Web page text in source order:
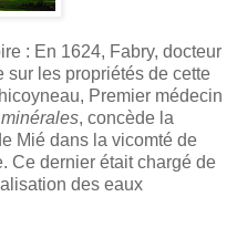
: En 1624, Fabry, docteur
les propriétés de cette
Premier médecin
, concède la
Mié dans la vicomté de
Ce dernier était chargé de
des eaux